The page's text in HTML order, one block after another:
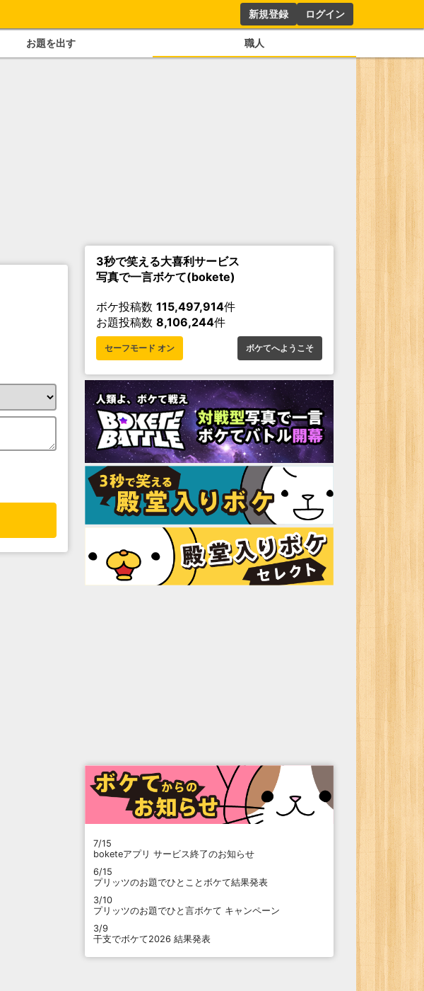
新規登録 ログイン
お題を出す 職人
3秒で笑える大喜利サービス
写真で一言ボケて(bokete)
ボケ投稿数 115,497,914件
お題投稿数 8,106,244件
セーフモード オン ボケてへようこそ
7/15
boketeアプリ サービス終了のお知らせ
6/15
プリッツのお題でひとことボケて結果発表
3/10
プリッツのお題でひと言ボケて キャンペーン
3/9
干支でボケて2026 結果発表